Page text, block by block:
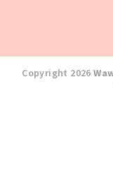
Copyright 2026